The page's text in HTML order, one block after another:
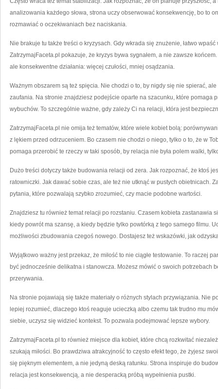
analizowania każdego słowa, strona uczy obserwować konsekwencję, bo to
rozmawiać o oczekiwaniach bez naciskania.
Nie brakuje tu także treści o kryzysach. Gdy wkrada się znużenie, łatwo wpaść
ZatrzymajFaceta.pl pokazuje, że kryzys bywa sygnałem, a nie zawsze
ale konsekwentne działania: więcej czułości, mniej osądzania.
Ważnym obszarem są też spięcia. Nie chodzi o to, by nigdy się nie spierać,
zaufania. Na stronie znajdziesz podejście oparte na szacunku, które pomaga
wybuchów. To szczególnie ważne, gdy zależy Ci na relacji, która jest
ZatrzymajFaceta.pl nie omija też tematów, które wiele kobiet bolą:
z lękiem przed odrzuceniem. Bo czasem nie chodzi o niego, tylko o to, że w
pomaga przerobić te rzeczy w taki sposób, by relacja nie była polem walki,
Dużo treści dotyczy także budowania relacji od zera. Jak rozpoznać, że ktoś
ratowniczki. Jak dawać sobie czas, ale też nie utknąć w pustych obietnicach.
pytania, które pozwalają szybko zrozumieć, czy macie podobne wartości.
Znajdziesz tu również temat relacji po rozstaniu. Czasem kobieta zastanawia
kiedy powrót ma szansę, a kiedy będzie tylko powtórką z tego samego filmu.
możliwości zbudowania czegoś nowego. Dostajesz też wskazówki, jak
Wyjątkowo ważny jest przekaz, że miłość to nie ciągłe testowanie. To raczej
być jednocześnie delikatna i stanowcza. Możesz mówić o swoich potrzebach
przerywania.
Na stronie pojawiają się także materiały o różnych stylach przywiązania. Nie
lepiej rozumieć, dlaczego ktoś reaguje ucieczką albo czemu tak trudno mu
siebie, uczysz się widzieć kontekst. To pozwala podejmować lepsze wybory.
ZatrzymajFaceta.pl to również miejsce dla kobiet, które chcą rozkwitać
szukają miłości. Bo prawdziwa atrakcyjność to często efekt tego, że żyjesz
się pięknym elementem, a nie jedyną deską ratunku. Strona inspiruje do
relacja jest konsekwencją, a nie desperacką próbą wypełnienia pustki.